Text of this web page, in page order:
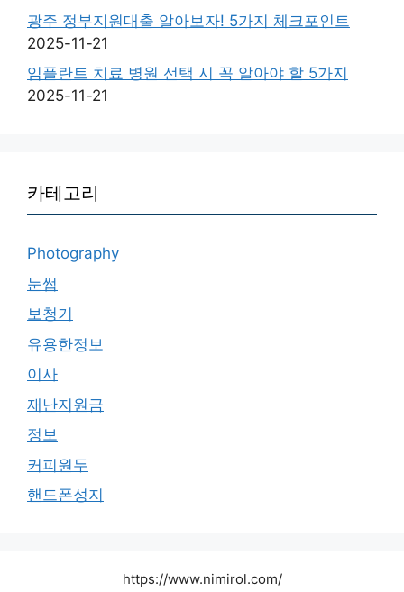
광주 정부지원대출 알아보자! 5가지 체크포인트
2025-11-21
임플란트 치료 병원 선택 시 꼭 알아야 할 5가지
2025-11-21
카테고리
Photography
눈썹
보청기
유용한정보
이사
재난지원금
정보
커피원두
핸드폰성지
https://www.nimirol.com/